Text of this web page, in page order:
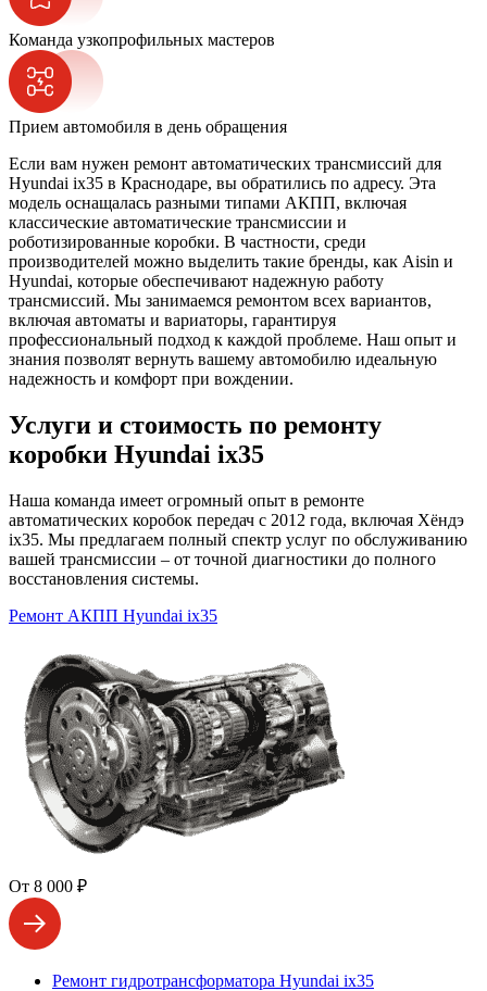
Команда узкопрофильных мастеров
Прием автомобиля в день обращения
Если вам нужен ремонт автоматических трансмиссий для
Hyundai ix35 в Краснодаре, вы обратились по адресу. Эта
модель оснащалась разными типами АКПП, включая
классические автоматические трансмиссии и
роботизированные коробки. В частности, среди
производителей можно выделить такие бренды, как Aisin и
Hyundai, которые обеспечивают надежную работу
трансмиссий. Мы занимаемся ремонтом всех вариантов,
включая автоматы и вариаторы, гарантируя
профессиональный подход к каждой проблеме. Наш опыт и
знания позволят вернуть вашему автомобилю идеальную
надежность и комфорт при вождении.
Услуги и стоимость по ремонту
коробки Hyundai ix35
Наша команда имеет огромный опыт в ремонте
автоматических коробок передач с 2012 года, включая Хёндэ
ix35. Мы предлагаем полный спектр услуг по обслуживанию
вашей трансмиссии – от точной диагностики до полного
восстановления системы.
Ремонт АКПП Hyundai ix35
От 8 000 ₽
Ремонт гидротрансформатора Hyundai ix35